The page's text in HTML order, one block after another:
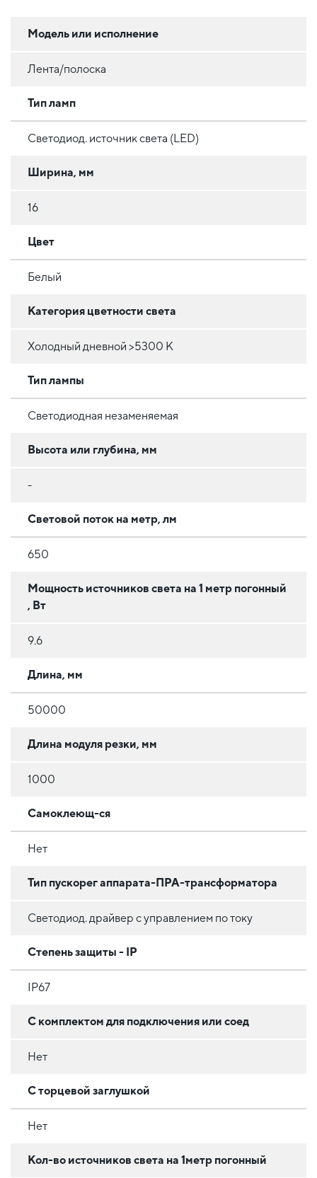
Модель или исполнение
Лента/полоска
Тип ламп
Светодиод. источник света (LED)
Ширина, мм
16
Цвет
Белый
Категория цветности света
Холодный дневной >5300 К
Тип лампы
Светодиодная незаменяемая
Высота или глубина, мм
-
Световой поток на метр, лм
650
Мощность источников света на 1 метр погонный
, Вт
9.6
Длина, мм
50000
Длина модуля резки, мм
1000
Самоклеющ-ся
Нет
Тип пускорег аппарата-ПРА-трансформатора
Светодиод. драйвер с управлением по току
Степень защиты - IP
IP67
С комплектом для подключения или соед
Нет
С торцевой заглушкой
Нет
Кол-во источников света на 1метр погонный